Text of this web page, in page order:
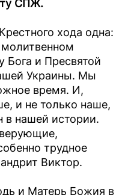
СПЖ.
хода одна:
Бога и Пресвятой
Украины. Мы
время. И,
и не только наше,
в нашей истории.
трудное
Виктор.
и Матерь Божия в